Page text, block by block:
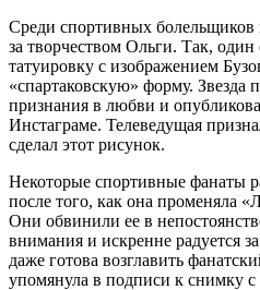
Среди спортивных болельщиков
за творчеством Ольги. Так,
татуировку с изображением
«спартаковскую» форму. Звезда
признания в любви и
Инстаграме. Телеведущая
сделал этот рисунок.
Некоторые спортивные фанаты
после того, как она променяла
Они обвинили ее в
внимания и искренне радуется
даже готова возглавить
упомянула в подписи к снимку с